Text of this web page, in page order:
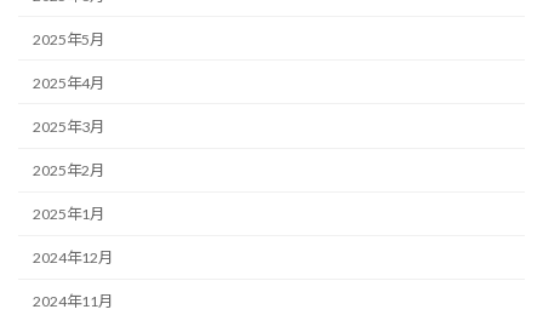
2025年5月
2025年4月
2025年3月
2025年2月
2025年1月
2024年12月
2024年11月